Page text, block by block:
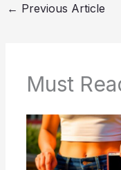
← Previous Article
Must